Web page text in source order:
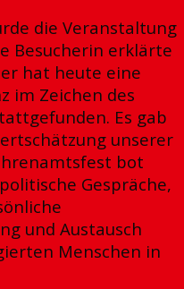
die Veranstaltung
Besucherin erklärte
hat heute eine
im Zeichen des
Es gab
unserer
bot
Gespräche,
und Austausch
Menschen in